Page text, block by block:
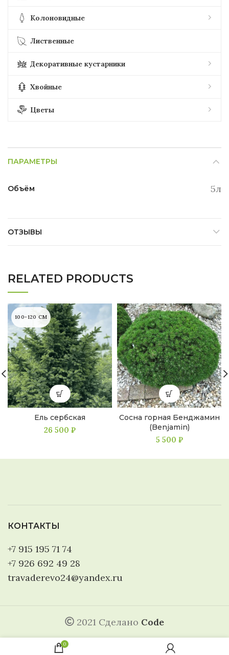
Колоновидные
Лиственные
Декоративные кустарники
Хвойные
Цветы
ПАРАМЕТРЫ
Объём 5л
ОТЗЫВЫ
RELATED PRODUCTS
100-120 СМ
Ель сербская
26 500 ₽
Сосна горная Бенджамин
(Benjamin)
5 500 ₽
КОНТАКТЫ
+7 915 195 71 74
+7 926 692 49 28
travaderevo24@yandex.ru
2021 Сделано Code
0